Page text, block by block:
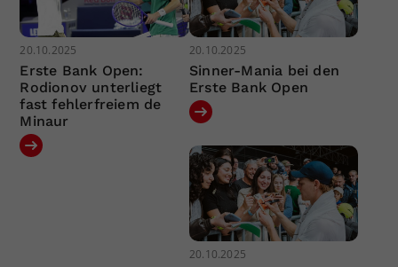
20.10.2025
Erste Bank Open:
Rodionov unterliegt
fast fehlerfreiem de
Minaur
20.10.2025
Sinner-Mania bei den
Erste Bank Open
20.10.2025